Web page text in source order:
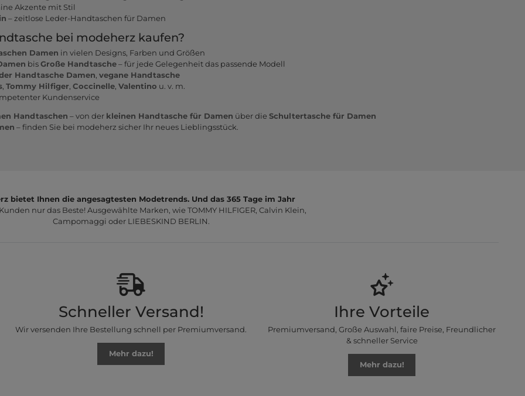
Akzente mit Stil
– zeitlose Leder-Handtaschen für Damen
bei modeherz kaufen?
Damen in vielen Designs, Farben und Größen
bisGroße Handtasche– für jede Gelegenheit das passende Modell
Handtasche Damen vegane Handtasche
Tommy Hilfiger Coccinelle Valentino u. v. m.
Kundenservice
Handtaschen – von der kleinen Handtasche für Damen über die Schultertasche für Damen
– finden Sie bei modeherz sicher Ihr neues Lieblingsstück.
bietet Ihnen die angesagtesten Modetrends. Und das 365 Tage im Jahr
nur das Beste! Ausgewählte Marken, wie TOMMY HILFIGER, Calvin Klein,
Campomaggi oder LIEBESKIND BERLIN.
Schneller Versand!
Wir versenden Ihre Bestellung schnell per Premiumversand.
Mehr dazu!
Ihre Vorteile
Premiumversand, Große Auswahl, faire Preise, Freundlicher
& schneller Service
Mehr dazu!